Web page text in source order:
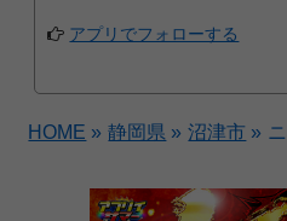
アプリでフォローする
HOME » 静岡県 » 沼津市 »